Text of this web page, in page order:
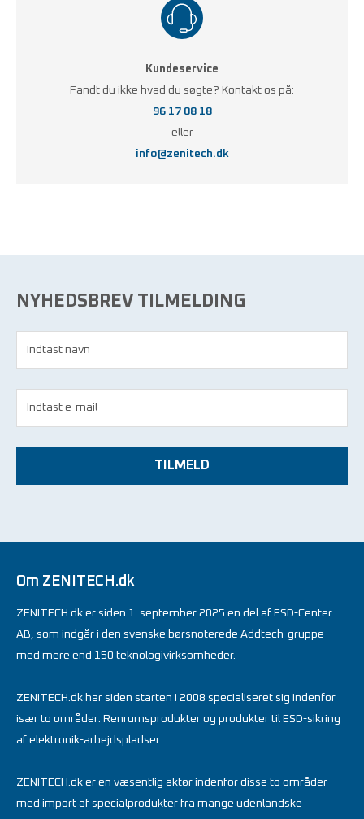
Kundeservice
Fandt du ikke hvad du søgte? Kontakt os på:
96 17 08 18
eller
info@zenitech.dk
NYHEDSBREV TILMELDING
TILMELD
Om ZENITECH.dk
ZENITECH.dk er siden 1. september 2025 en del af ESD-Center
AB, som indgår i den svenske børsnoterede Addtech-gruppe
med mere end 150 teknologivirksomheder.
ZENITECH.dk har siden starten i 2008 specialiseret sig indenfor
især to områder: Renrumsprodukter og produkter til ESD-sikring
af elektronik-arbejdspladser.
ZENITECH.dk er en væsentlig aktør indenfor disse to områder
med import af specialprodukter fra mange udenlandske